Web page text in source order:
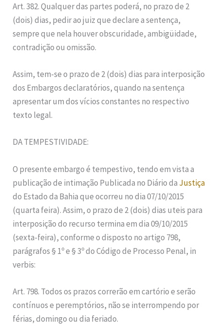
Art. 382. Qualquer das partes poderá, no prazo de 2
(dois) dias, pedir ao juiz que declare a sentença,
sempre que nela houver obscuridade, ambigüidade,
contradição ou omissão.
Assim, tem-se o prazo de 2 (dois) dias para interposição
dos Embargos declaratórios, quando na sentença
apresentar um dos vícios constantes no respectivo
texto legal.
DA TEMPESTIVIDADE:
O presente embargo é tempestivo, tendo em vista a
publicação de intimação Publicada no Diário da Justiça
do Estado da Bahia que ocorreu no dia 07/10/2015
(quarta feira). Assim, o prazo de 2 (dois) dias uteis para
interposição do recurso termina em dia 09/10/2015
(sexta-feira), conforme o disposto no artigo 798,
parágrafos § 1º e § 3º do Código de Processo Penal, in
verbis:
Art. 798. Todos os prazos correrão em cartório e serão
contínuos e peremptórios, não se interrompendo por
férias, domingo ou dia feriado.